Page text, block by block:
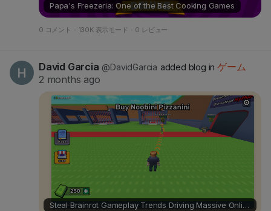
Papa's Freezeria: One of the Best Cooking Games
0 コメント · 130K 表示モード · 0 レビュー
David Garcia @DavidGarcia added blog inゲーム
2 months ago
Steal Brainrot Gameplay Trends Driving Massive Online Attention